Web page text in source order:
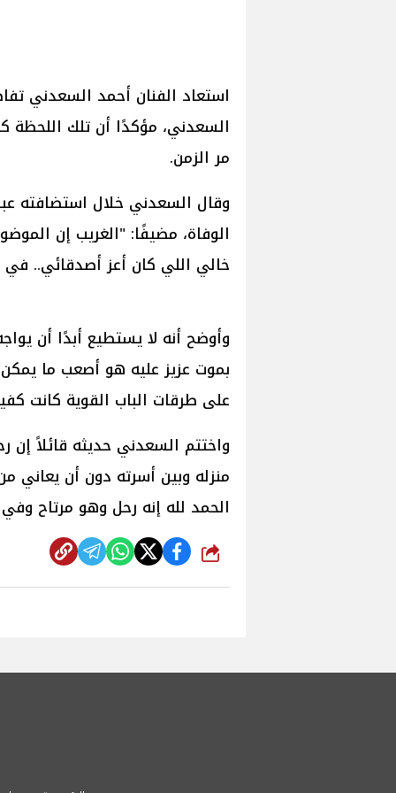
استعاد الفنان أحمد السعدني
السعدني، مؤكدًا أن تلك اللحظة
مر الزمن.
الوفاة، مضيفًا: "الغريب إن
خالي اللي كان أعز أصدقائي.. في
وأوضح أنه لا يستطيع أبدًا أن
بموت عزيز عليه هو أصعب ما
على طرقات الباب القوية كانت
واختتم السعدني حديثه قائلاً
منزله وبين أسرته دون أن
الحمد لله إنه رحل وهو مرتاح
شارك